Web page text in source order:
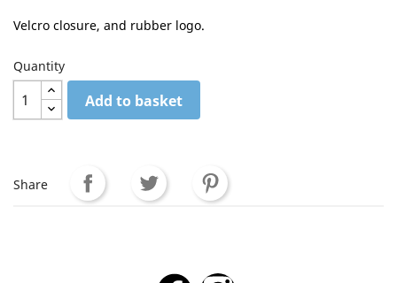
Velcro closure, and rubber logo.
Quantity
Add to basket
Share